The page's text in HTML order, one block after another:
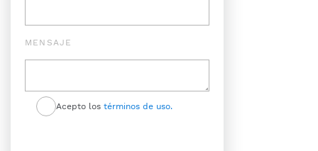
MENSAJE
Acepto los términos de uso.